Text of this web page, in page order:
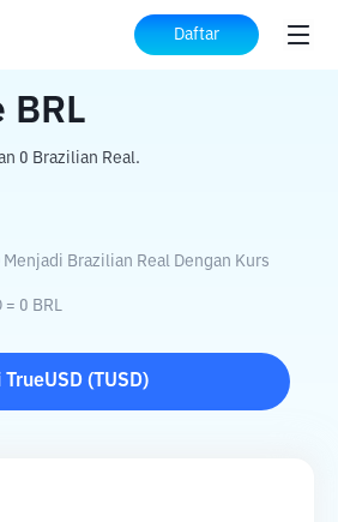
Daftar
Kripto BRL
BRL
0 Brazilian Real.
Menjadi Brazilian Real Dengan Kurs
= 0 BRL
TrueUSD ( TUSD)